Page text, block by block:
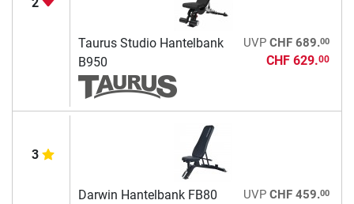
2
Taurus Studio Hantelbank
B950
UVP CHF 689.00
CHF 629.00
3
Darwin Hantelbank FB80 UVP CHF 459.00